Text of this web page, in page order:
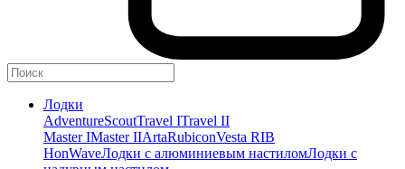
Лодки
AdventureScoutTravel ITravel II
Master IMaster IIArtaRubiconVesta RIB
HonWaveЛодки с алюминиевым настиломЛодки с